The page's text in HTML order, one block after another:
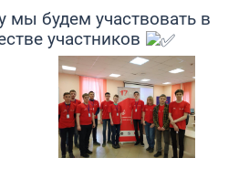
мы будем участвовать в
участников